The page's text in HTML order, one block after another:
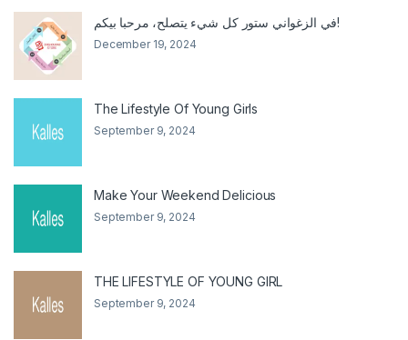
في الزغواني ستور كل شيء يتصلح، مرحبا بيكم!
December 19, 2024
The Lifestyle Of Young Girls
September 9, 2024
Make Your Weekend Delicious
September 9, 2024
THE LIFESTYLE OF YOUNG GIRL
September 9, 2024